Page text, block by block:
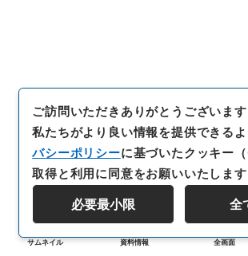
サムネイル 資料情報 全画面
ご訪問いただきありがとうございます
私たちがより良い情報を提供できるよ
バシーポリシーに基づいたクッキー
取得と利用に同意をお願いいたします
必要最小限 全